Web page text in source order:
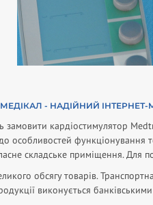
МЕДІКАЛ - НАДІЙНИЙ
замовити кардіостимулятор
особливостей функціонування
складське приміщення. Для
обсягу товарів.
виконується